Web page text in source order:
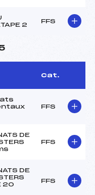
2
FFS
Cat.
FFS
DE
FFS
DE
20
FFS